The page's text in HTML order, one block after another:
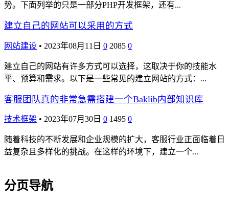
势。下面列举的只是一部分PHP开发框架，还有...
建立自己的网站可以采用的方式
网站建设 • 2023年08月11日 0 2085 0
建立自己的网站有许多方式可以选择，这取决于你的技能水
平、预算和需求。以下是一些常见的建立网站的方式：...
客服团队真的非常急需搭建一个Baklib内部知识库
技术框架 • 2023年07月30日 0 1495 0
随着科技的不断发展和企业规模的扩大，客服行业正面临着日
益复杂且多样化的挑战。在这样的环境下，建立一个...
分页导航